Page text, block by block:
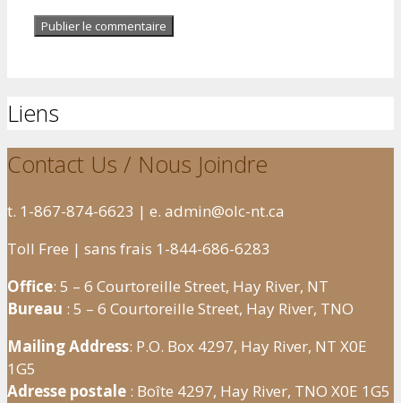
Liens
Contact Us / Nous Joindre
t. 1-867-874-6623 | e. admin@olc-nt.ca
Toll Free | sans frais 1-844-686-6283
Office: 5 – 6 Courtoreille Street, Hay River, NT
Bureau : 5 – 6 Courtoreille Street, Hay River, TNO
Mailing Address: P.O. Box 4297, Hay River, NT X0E
1G5
Adresse postale : Boîte 4297, Hay River, TNO X0E 1G5